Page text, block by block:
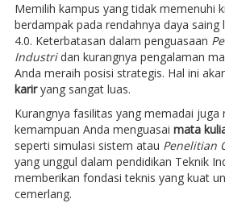
Memilih kampus yang tidak memenuhi
berdampak pada rendahnya daya saing
4.0. Keterbatasan dalam penguasaan
Industridan kurangnya pengalaman
Anda meraih posisi strategis. Hal ini
kariryang sangat luas.
Kurangnya fasilitas yang memadai juga
kemampuan Anda menguasai mata
seperti simulasi sistem atau Penelitian
yang unggul dalam pendidikan Teknik
memberikan fondasi teknis yang kuat
cemerlang.